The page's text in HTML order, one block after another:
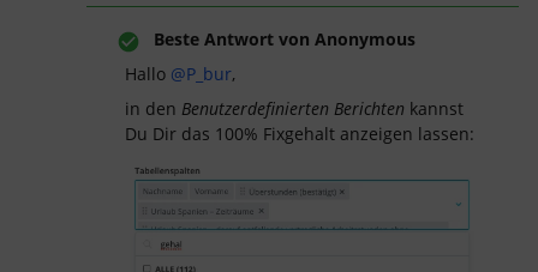
Beste Antwort von Anonymous
Hallo @P_bur,
in den Benutzerdefinierten Berichten kannst
Du Dir das 100% Fixgehalt anzeigen lassen: